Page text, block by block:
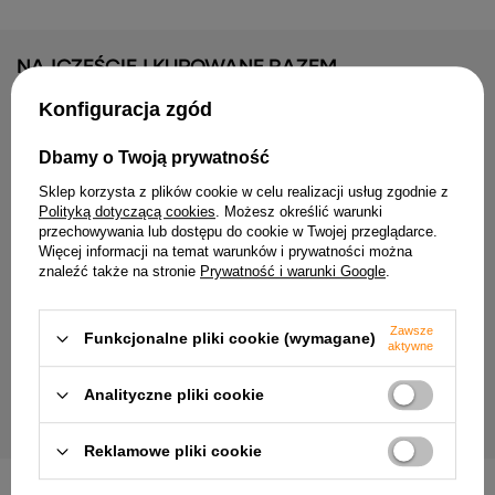
NAJCZĘŚCIEJ KUPOWANE RAZEM
19,99 zł
Lampa sufitowa Puzzle
punktowa do salonu
134,99 zł
Konfiguracja zgód
Dbamy o Twoją prywatność
Sklep korzysta z plików cookie w celu realizacji usług zgodnie z
Polityką dotyczącą cookies. Możesz określić warunki
przechowywania lub dostępu do cookie w Twojej przeglądarce.
Więcej informacji na temat warunków i prywatności można
znaleźć także na stronie Prywatność i warunki Google.
Funkcjonalne pliki cookie (wymagane)
Zawsze
aktywne
Analityczne pliki cookie
Reklamowe pliki cookie